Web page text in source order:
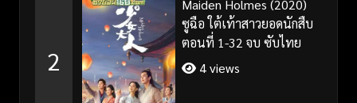
2
Maiden Holmes (2020)
ซูฉือ ใต้เท้าสาวยอดนักสืบ
ตอนที่ 1-32 จบ ซับไทย
4 views